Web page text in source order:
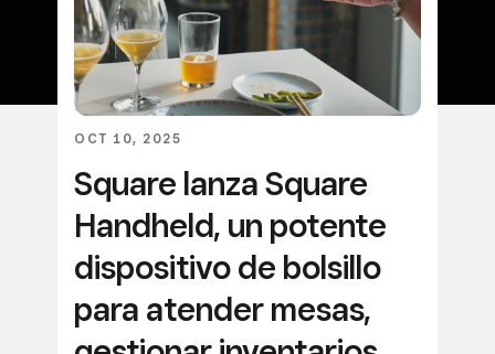
OCT 10, 2025
Square lanza Square
Handheld, un potente
dispositivo de bolsillo
para atender mesas,